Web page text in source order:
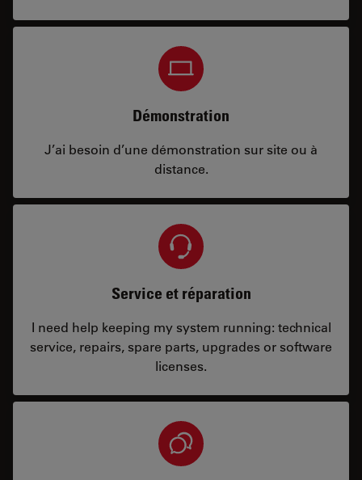
Démonstration
J’ai besoin d’une démonstration sur site ou à
distance.
Service et réparation
I need help keeping my system running: technical
service, repairs, spare parts, upgrades or software
licenses.